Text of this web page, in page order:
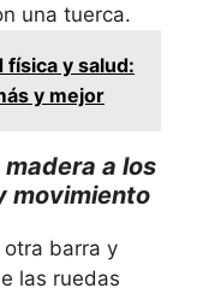
una tuerca.
física y salud:
y mejor
a los
movimiento
otra barra y
las ruedas